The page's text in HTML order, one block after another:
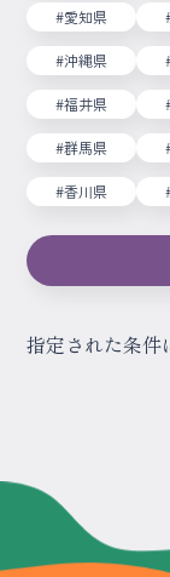
#愛知県
#沖縄県
#福井県
#群馬県
#香川県
指定された条件